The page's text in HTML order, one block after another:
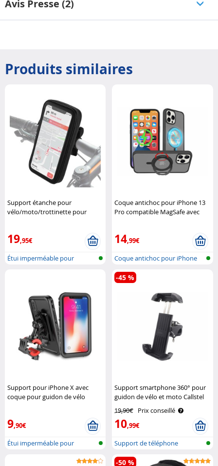
Avis Presse (2)
Produits similaires
Support étanche pour
vélo/moto/trottinette pour
19,95€
Étui imperméable pour
Coque antichoc pour iPhone 13
Pro compatible MagSafe avec
14,99€
Coque antichoc pour iPhone
13 Pro, ..
Support pour iPhone X avec
coque pour guidon de vélo
9,90€
Étui imperméable pour
Support smartphone 360° pour
guidon de vélo et moto Callstel
19,90€ Prix conseillé
10,99€
-45 %
Support de téléphone
portable pour ..
-50 %